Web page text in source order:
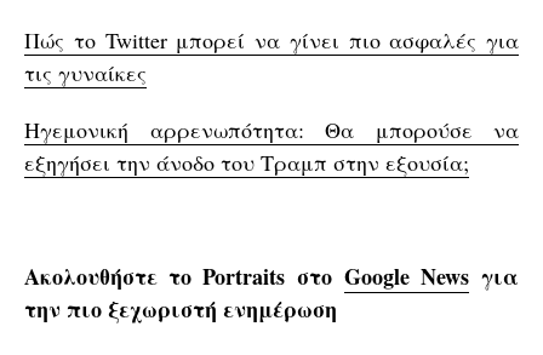
Πώς το Twitter μπορεί να γίνει πιο ασφαλές για
τις γυναίκες
Ηγεμονική αρρενωπότητα: Θα μπορούσε να
εξηγήσει την άνοδο του Τραμπ στην εξουσία;
Ακολουθήστε το Portraits στο Google Newsγια
την πιο ξεχωριστή ενημέρωση